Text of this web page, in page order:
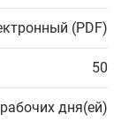
(PDF)
50
дня(ей)